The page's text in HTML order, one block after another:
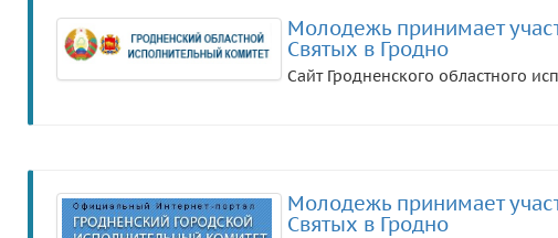
Молодежь принимает
Святых в Гродно
Сайт Гродненского областного
Молодежь принимает
Святых в Гродно